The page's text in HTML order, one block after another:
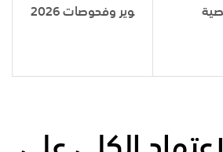
وير وفحوصات 2026